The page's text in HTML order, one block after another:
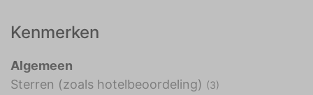
Kenmerken
Algemeen
Sterren (zoals hotelbeoordeling) (3)